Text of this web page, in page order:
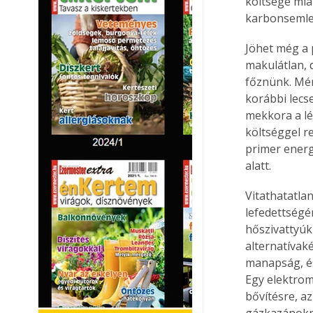
Jöhet még
makulátlan,
főznünk.
korábbi
mekkora a
költséggel
primer
alatt.
manapság,
Egy
bővítésre,